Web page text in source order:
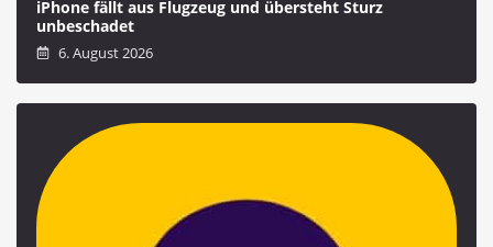
iPhone fällt aus Flugzeug und übersteht Sturz
unbeschadet
6. August 2026